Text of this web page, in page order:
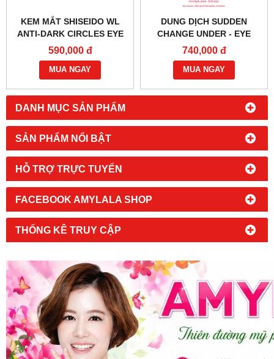
DANH MỤC SẢN PHẨM
SẢN PHẨM NỔI BẬT
HỖ TRỢ TRỰC TUYẾN
FACEBOOK AMYLALA SHOP
THỐNG KÊ TRUY CẬP
KEM MẮT SHISEIDO WL
ANTI-DARK CIRCLES EYE
CREAM 2.5ML (MADE IN
JAPAN) - 0933555070 -
0902966670 :
590,000 đ
MUA NGAY
DUNG DỊCH SUDDEN
CHANGE UNDER - EYE
FIRMING SERUM 3ML
(MADE IN USA) -
0933555070 - 0902966670
740,000 đ
MUA NGAY